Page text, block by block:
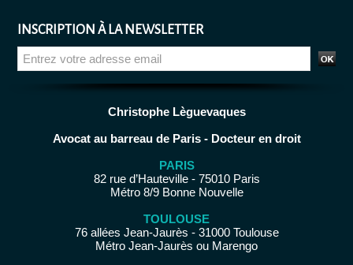
INSCRIPTION À LA NEWSLETTER
Christophe Lèguevaques
Avocat au barreau de Paris - Docteur en droit
PARIS
82 rue d’Hauteville - 75010 Paris
Métro 8/9 Bonne Nouvelle
TOULOUSE
76 allées Jean-Jaurès - 31000 Toulouse
Métro Jean-Jaurès ou Marengo